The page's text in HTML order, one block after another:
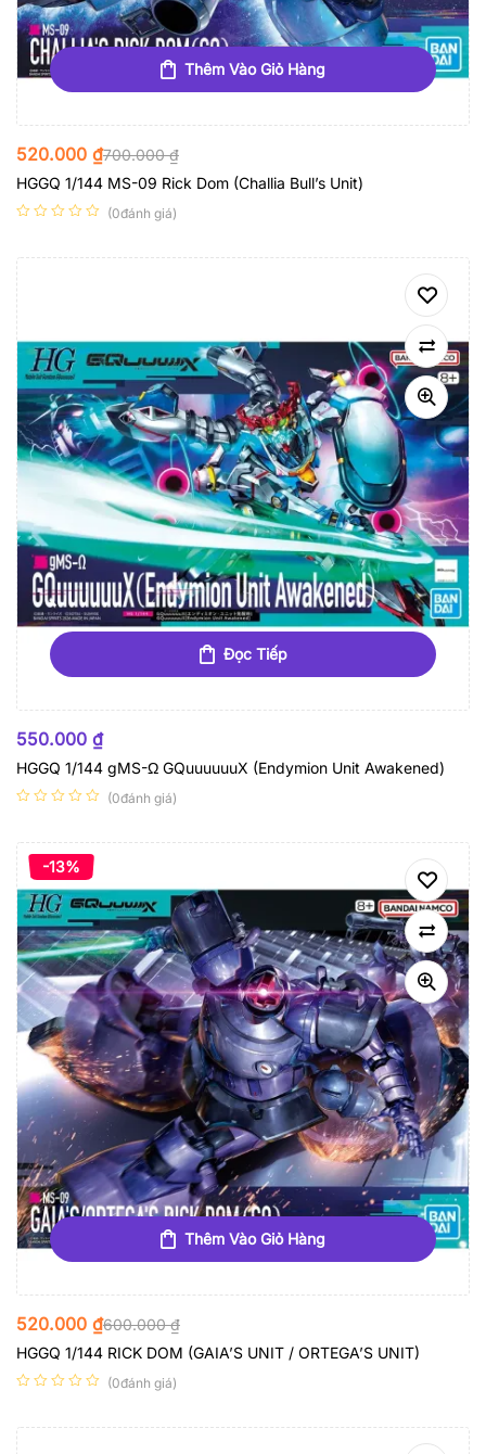
Thêm Vào Giỏ Hàng
700.000₫
520.000 ₫
HGGQ 1/144 MS-09 Rick Dom (Challia Bull’s Unit)
(0đánh giá)
Đọc Tiếp
550.000 ₫
HGGQ 1/144 gMS-Ω GQuuuuuuX (Endymion Unit Awakened)
(0đánh giá)
-13%
Thêm Vào Giỏ Hàng
600.000₫
520.000 ₫
HGGQ 1/144 RICK DOM (GAIA’S UNIT / ORTEGA’S UNIT)
(0đánh giá)